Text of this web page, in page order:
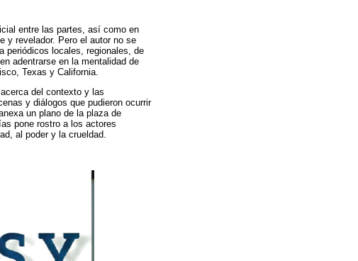
entre las partes, así como en
y revelador. Pero el autor no se
periódicos locales, regionales, de
adentrarse en la mentalidad de
Texas y California.
del contexto y las
y diálogos que pudieron ocurrir
un plano de la plaza de
pone rostro a los actores
al poder y la crueldad.